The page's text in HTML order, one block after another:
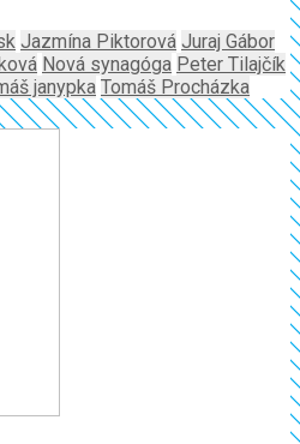
Jazmína Piktorová Juraj Gábor
Nová synagóga Peter Tilajčík
janypka Tomáš Procházka